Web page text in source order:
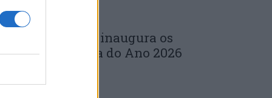
Bárbara Bandeira inaugura os
da Feira do Ano 2026
JULHO, 2026